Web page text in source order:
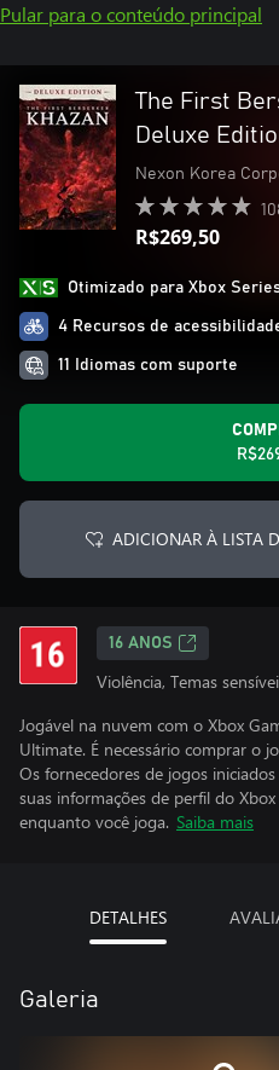
Pular para o conteúdo principal
The First
Deluxe
Nexon Korea
R$269,50
Otimizado para Xbox
4 Recursos de
11 Idiomas com suporte
ADICIONAR À LISTA
16 ANOS
Violência, Temas
Jogável na nuvem com o Xbox
Ultimate. É necessário comprar o
Os fornecedores de jogos
suas informações de perfil do
enquanto você joga. Saiba mais
DETALHES
Galeria